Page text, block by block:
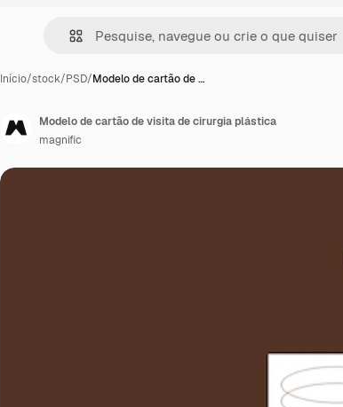
Início/stock/PSD/Modelo de cartão de …
Modelo de cartão de visita de cirurgia plástica
magnific